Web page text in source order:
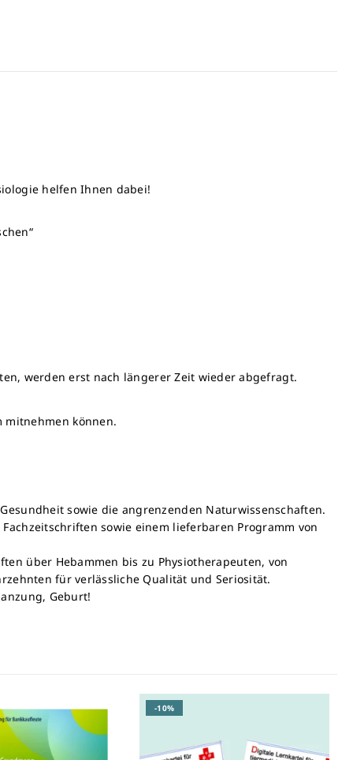
helfen Ihnen dabei!
werden erst nach längerer Zeit wieder abgefragt.
mitnehmen können.
sowie die angrenzenden Naturwissenschaften.
sowie einem lieferbaren Programm von
über Hebammen bis zu Physiotherapeuten, von
für verlässliche Qualität und Seriosität.
Geburt!
-10%